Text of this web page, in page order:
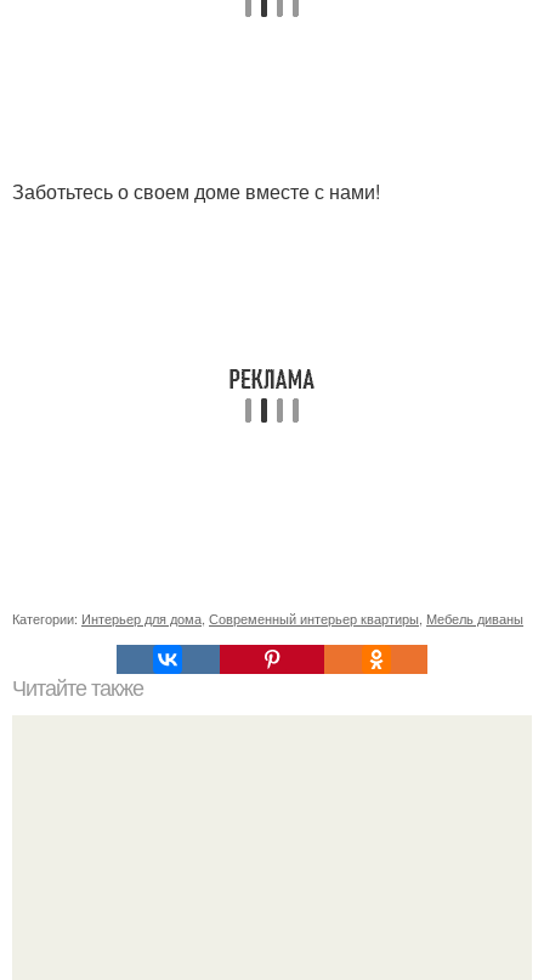
Заботьтесь о своем доме вместе с нами!
Категории: Интерьер для дома Современный интерьер квартиры Мебель диваны
Читайте также